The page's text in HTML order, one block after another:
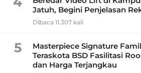
Jatuh, Begini Penjelasan
Dibaca 11.307 kali
5
Masterpiece Signature
Teraskota BSD Fasilitasi
dan Harga Terjangkau